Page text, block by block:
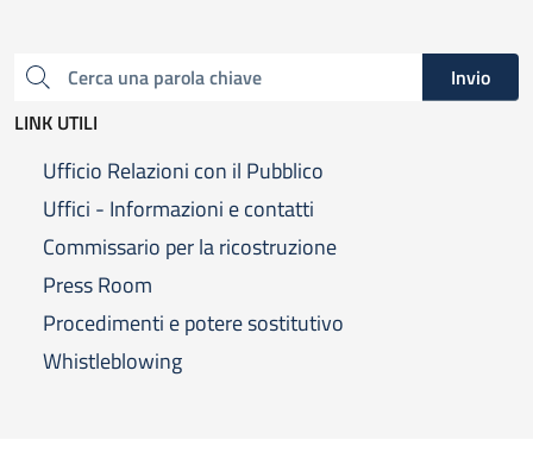
Cerca una parola chiave
Invio
LINK UTILI
Ufficio Relazioni con il Pubblico
Uffici - Informazioni e contatti
Commissario per la ricostruzione
Press Room
Procedimenti e potere sostitutivo
Whistleblowing